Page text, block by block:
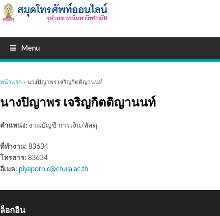
Menu
คุณอยู่ที่นี่
หน้าแรก » นางปิญาพร เจริญกิตติญานนท์
นางปิญาพร เจริญกิตติญานนท์
ตำแหน่ง: งานบัญชี การเงิน/พัสดุ
ที่ทำงาน: 83634
โทรสาร: 83634
อีเมล: piyaporn.c@chula.ac.th
ล็อกอิน